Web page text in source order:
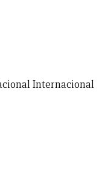
Internacional